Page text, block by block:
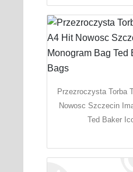
Przezroczysta Torba
Nowosc Szczecin
Ted Baker